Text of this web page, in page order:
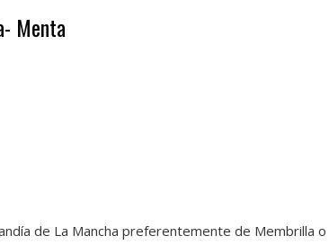
Menta
de La Mancha preferentemente de Membrilla o